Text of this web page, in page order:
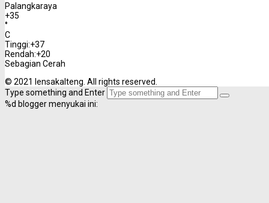
Palangkaraya
+35
°
C
Tinggi:+37
Rendah:+20
Sebagian Cerah
© 2021 lensakalteng. All rights reserved.
Type something and Enter
%d blogger menyukai ini: